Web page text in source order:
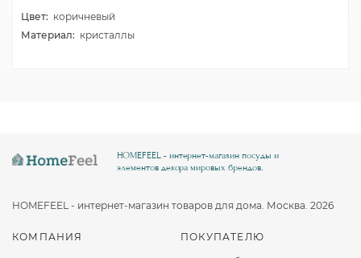
Цвет: коричневый
Материал: кристаллы
КОМПАНИЯ ПОКУПАТЕЛЮ
HOMEFEEL - интернет-магазин посуды и
элементов декора мировых брендов.
HOMEFEEL - интернет-магазин товаров для дома. Москва. 2026